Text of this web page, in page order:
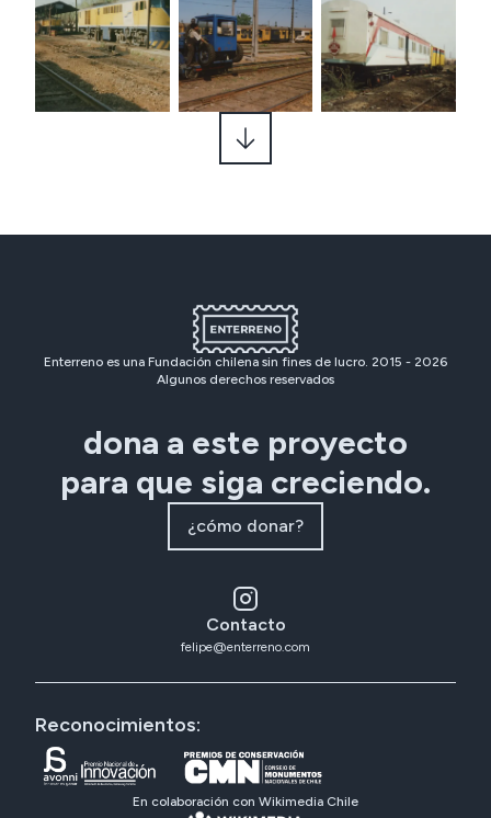
Enterreno es una Fundación chilena sin fines de lucro. 2015 - 2026
Algunos derechos reservados
dona a este proyecto
para que siga creciendo.
¿cómo donar?
Contacto
felipe@enterreno.com
Reconocimientos:
En colaboración con Wikimedia Chile